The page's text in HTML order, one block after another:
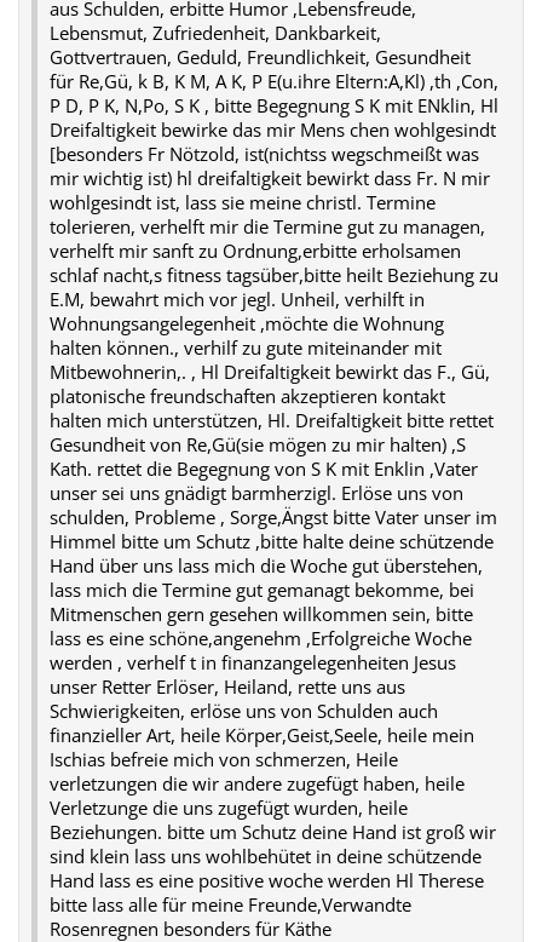
aus Schulden, erbitte Humor ,Lebensfreude,
Lebensmut, Zufriedenheit, Dankbarkeit,
Gottvertrauen, Geduld, Freundlichkeit, Gesundheit
für Re,Gü, k B, K M, A K, P E(u.ihre Eltern:A,Kl) ,th ,Con,
P D, P K, N,Po, S K , bitte Begegnung S K mit ENklin, Hl
Dreifaltigkeit bewirke das mir Mens chen wohlgesindt
[besonders Fr Nötzold, ist(nichtss wegschmeißt was
mir wichtig ist) hl dreifaltigkeit bewirkt dass Fr. N mir
wohlgesindt ist, lass sie meine christl. Termine
tolerieren, verhelft mir die Termine gut zu managen,
verhelft mir sanft zu Ordnung,erbitte erholsamen
schlaf nacht,s fitness tagsüber,bitte heilt Beziehung zu
E.M, bewahrt mich vor jegl. Unheil, verhilft in
Wohnungsangelegenheit ,möchte die Wohnung
halten können., verhilf zu gute miteinander mit
Mitbewohnerin,. , Hl Dreifaltigkeit bewirkt das F., Gü,
platonische freundschaften akzeptieren kontakt
halten mich unterstützen, Hl. Dreifaltigkeit bitte rettet
Gesundheit von Re,Gü(sie mögen zu mir halten) ,S
Kath. rettet die Begegnung von S K mit Enklin ,Vater
unser sei uns gnädigt barmherzigl. Erlöse uns von
schulden, Probleme , Sorge,Ängst bitte Vater unser im
Himmel bitte um Schutz ,bitte halte deine schützende
Hand über uns lass mich die Woche gut überstehen,
lass mich die Termine gut gemanagt bekomme, bei
Mitmenschen gern gesehen willkommen sein, bitte
lass es eine schöne,angenehm ,Erfolgreiche Woche
werden , verhelf t in finanzangelegenheiten Jesus
unser Retter Erlöser, Heiland, rette uns aus
Schwierigkeiten, erlöse uns von Schulden auch
finanzieller Art, heile Körper,Geist,Seele, heile mein
Ischias befreie mich von schmerzen, Heile
verletzungen die wir andere zugefügt haben, heile
Verletzunge die uns zugefügt wurden, heile
Beziehungen. bitte um Schutz deine Hand ist groß wir
sind klein lass uns wohlbehütet in deine schützende
Hand lass es eine positive woche werden Hl Therese
bitte lass alle für meine Freunde,Verwandte
Rosenregnen besonders für Käthe